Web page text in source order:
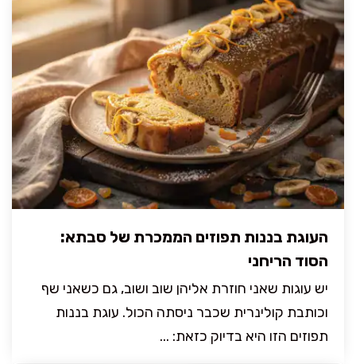
העוגת בננות תפוזים הממכרת של סבתא:
הסוד הריחני
יש עוגות שאני חוזרת אליהן שוב ושוב, גם כשאני שף
וכותבת קולינרית שכבר ניסתה הכול. עוגת בננות
תפוזים הזו היא בדיוק כזאת: ...